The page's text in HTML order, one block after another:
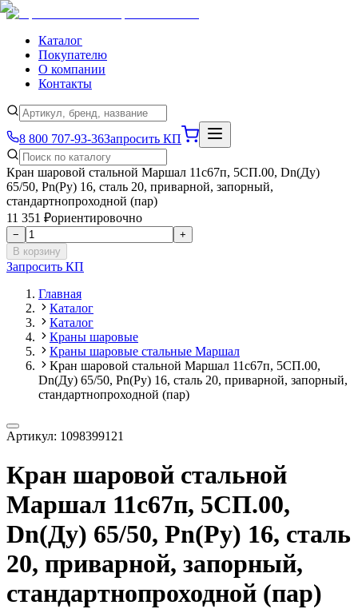
Каталог
Покупателю
О компании
Контакты
8 800 707-93-36Запросить КП
Кран шаровой стальной Маршал 11с67п, 5СП.00, Dn(Ду)
65/50, Рn(Ру) 16, сталь 20, приварной, запорный,
стандартнопроходной (пар)
11 351 ₽ориентировочно
−
+
В корзину
Запросить КП
Главная
Каталог
Каталог
Краны шаровые
Краны шаровые стальные Маршал
Кран шаровой стальной Маршал 11с67п, 5СП.00,
Dn(Ду) 65/50, Рn(Ру) 16, сталь 20, приварной, запорный,
стандартнопроходной (пар)
Артикул: 1098399121
Кран шаровой стальной
Маршал 11с67п, 5СП.00,
Dn(Ду) 65/50, Рn(Ру) 16, сталь
20, приварной, запорный,
стандартнопроходной (пар)